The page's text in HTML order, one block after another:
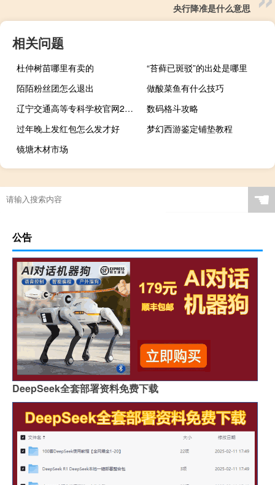
央行降准是什么意思
相关问题
杜仲树苗哪里有卖的
“苔藓已斑驳”的出处是哪里
陌陌粉丝团怎么退出
做酸菜鱼有什么技巧
辽宁交通高等专科学校官网2021年单招专业有哪些
数码格斗攻略
过年晚上发红包怎么发才好
梦幻西游鉴定铺垫教程
镜塘木材市场
☚
公告
DeepSeek全套部署资料免费下载